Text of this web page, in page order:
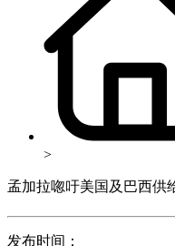
>
孟加拉唿吁美国及巴西供
发布时间：